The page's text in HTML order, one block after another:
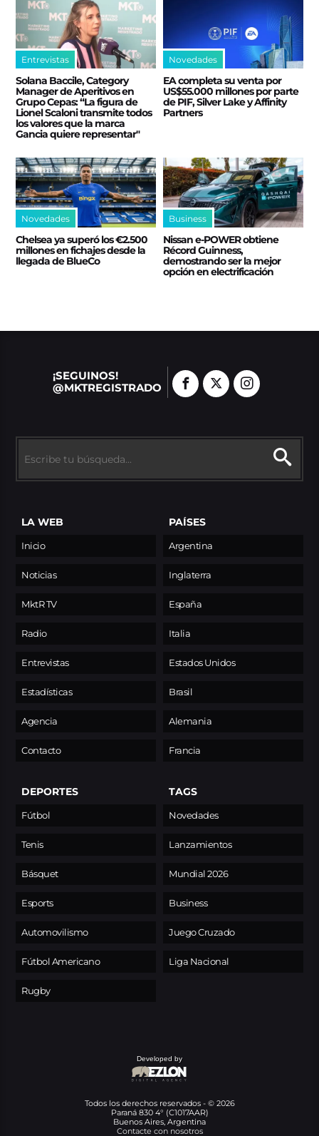
Entrevistas
Solana Baccile, Category
Manager de Aperitivos en
Grupo Cepas: “La figura de
Lionel Scaloni transmite todos
los valores que la marca
Gancia quiere representar"
Novedades
EA completa su venta por
US$55.000 millones por parte
de PIF, Silver Lake y Affinity
Partners
Novedades
Chelsea ya superó los €2.500
millones en fichajes desde la
llegada de BlueCo
Business
Nissan e‑POWER obtiene
Récord Guinness,
demostrando ser la mejor
opción en electrificación
¡SEGUINOS!
@MKTREGISTRADO
LA WEB
Inicio
Noticias
MktR TV
Radio
Entrevistas
Estadísticas
Agencia
Contacto
PAÍSES
Argentina
Inglaterra
España
Italia
Estados Unidos
Brasil
Alemania
Francia
DEPORTES
Fútbol
Tenis
Básquet
Esports
Automovilismo
Fútbol Americano
Rugby
TAGS
Novedades
Lanzamientos
Mundial 2026
Business
Juego Cruzado
Liga Nacional
Developed by
Todos los derechos reservados - © 2026
Paraná 830 4° (C1017AAR)
Buenos Aires, Argentina
Contacte con nosotros